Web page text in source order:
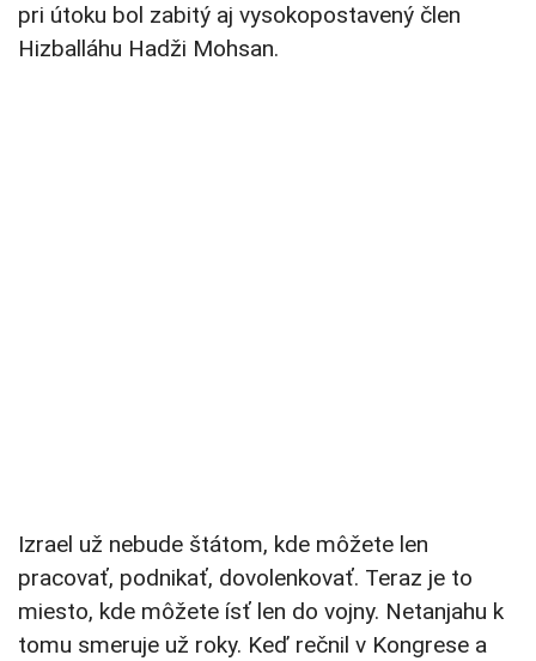
pri útoku bol zabitý aj vysokopostavený člen
Hizballáhu Hadži Mohsan.
Izrael už nebude štátom, kde môžete len
pracovať, podnikať, dovolenkovať. Teraz je to
miesto, kde môžete ísť len do vojny. Netanjahu k
tomu smeruje už roky. Keď rečnil v Kongrese a